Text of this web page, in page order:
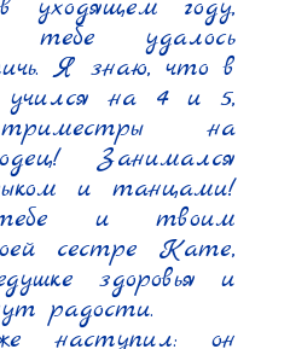
уходящем году,
тебе удалось
Я знаю, что в
на 4 и 5,
на
Занимался
и танцами!
и твоим
сестре Кате,
здоровья и
радости.
наступил: он